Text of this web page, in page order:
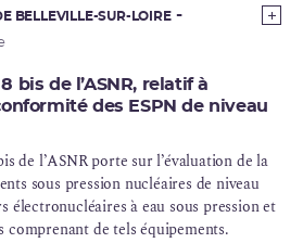
BELLEVILLE-SUR-LOIRE
bis de l’ASNR, relatif à
des ESPN de niveau
de l’ASNRporte sur l’évaluation de la
sous pression nucléaires de niveau
électronucléaires à eau sous pression et
comprenant de tels équipements.